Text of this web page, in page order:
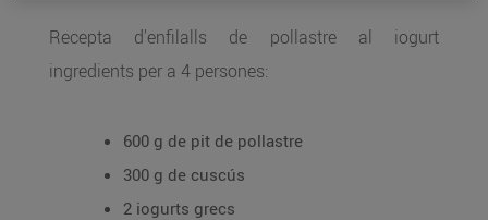
Recepta d'enfilalls de pollastre al iogurt
ingredients per a 4 persones:
600 g de pit de pollastre
300 g de cuscús
2 iogurts grecs